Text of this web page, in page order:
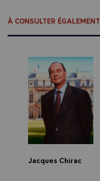
À CONSULTER ÉGALEMENT
Jacques Chirac